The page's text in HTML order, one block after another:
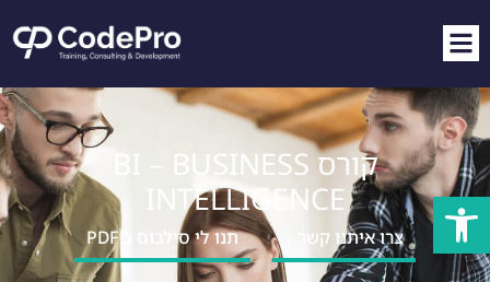
פתח סרגל נגישות
קורס BI – BUSINESS
INTELLIGENCE
צרו איתנו קשר ↓ תנו לי סילבוס ב PDF